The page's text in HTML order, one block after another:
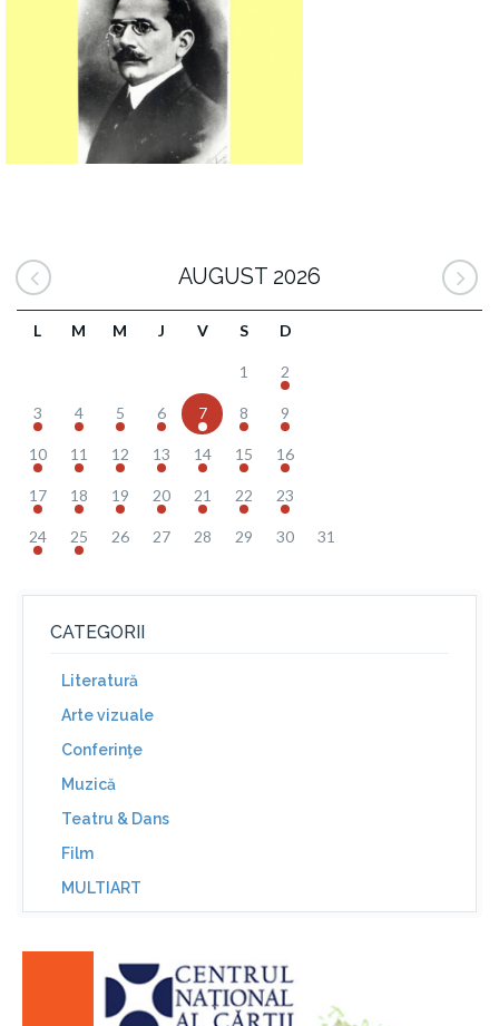
AUGUST 2026
L M M J V S D
1 2
3 4 5 6 7 8 9
10 11 12 13 14 15 16
17 18 19 20 21 22 23
24 25 26 27 28 29 30 31
CATEGORII
Literatură
Arte vizuale
Conferinţe
Muzică
Teatru & Dans
Film
MULTIART